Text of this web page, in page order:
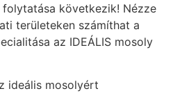
folytatása következik! Nézze
területeken számíthat a
az IDEÁLIS mosoly
ideális mosolyért